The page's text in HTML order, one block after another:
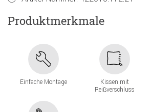
Produktmerkmale
Einfache Montage
Kissen mit
Reißverschluss